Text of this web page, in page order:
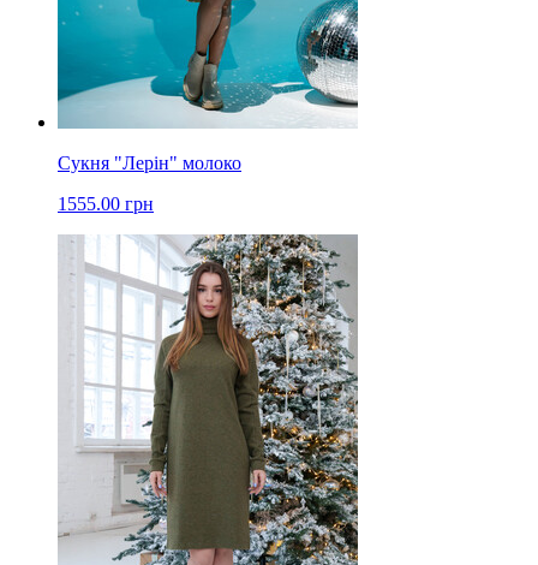
Сукня "Лерін" молоко
1555.00 грн